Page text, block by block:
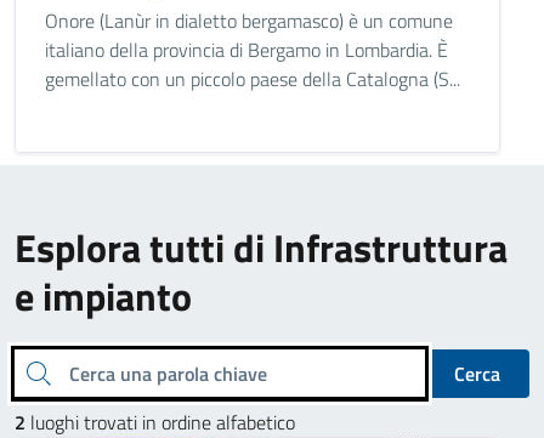
Onore (Lanùr in dialetto bergamasco) è un comune
italiano della provincia di Bergamo in Lombardia. È
gemellato con un piccolo paese della Catalogna (S...
Esplora tutti di Infrastruttura
e impianto
Cerca una parola chiave
Cerca
2 luoghi trovati in ordine alfabetico